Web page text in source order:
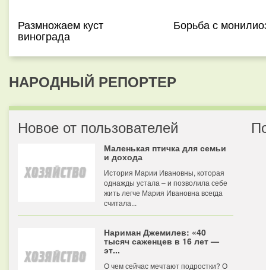
Размножаем куст
винограда
Борьба с
НАРОДНЫЙ РЕПОРТЕР
Новое от пользователей
Маленькая птичка для семьи
и дохода
История Марии Ивановны, которая
однажды устала – и позволила себе
жить легче Мария Ивановна всегда
считала...
Нариман Джемилев: «40
тысяч саженцев в 16 лет —
эт...
О чем сейчас мечтают подростки? О